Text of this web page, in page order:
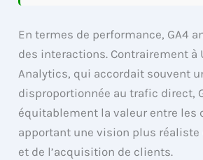
En termes de performance, GA4
des interactions. Contrairement à
Analytics, qui accordait souvent
disproportionnée au trafic direct,
équitablement la valeur entre les
apportant une vision plus réaliste
et de l’acquisition de clients.